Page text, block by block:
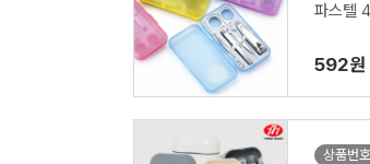
파스텔
592원
상품번